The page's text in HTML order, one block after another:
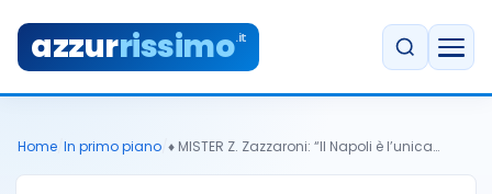
azzurrissimo.it
Home In primo piano ♦️ MISTER Z. Zazzaroni: “Il Napoli è l’unica…